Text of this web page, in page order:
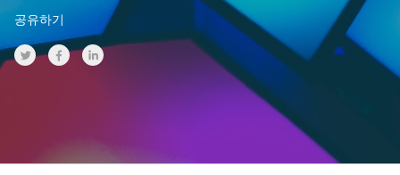
공유하기
Share on Twitter
Share on Facebook
Share on LinkedInr